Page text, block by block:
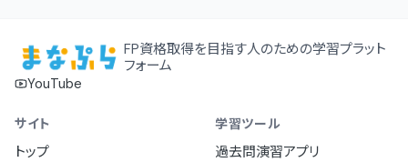
FP資格取得を目指す人のための学習プラット
フォーム
YouTube
サイト
トップ
学習ツール
過去問演習アプリ